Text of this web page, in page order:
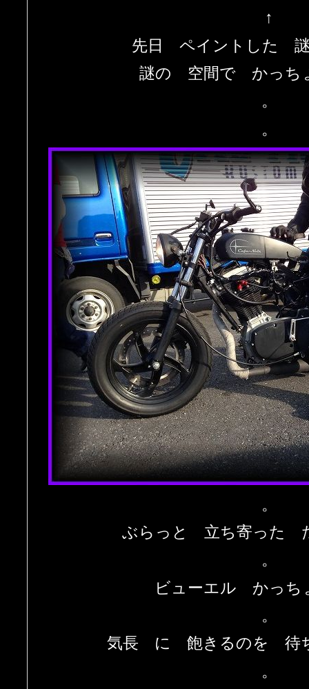
↑
先日 ペイントした
謎の 空間で かっち
。
。
。
ぶらっと 立ち寄った
。
ビューエル かっち
。
気長 に 飽きるのを 待
。